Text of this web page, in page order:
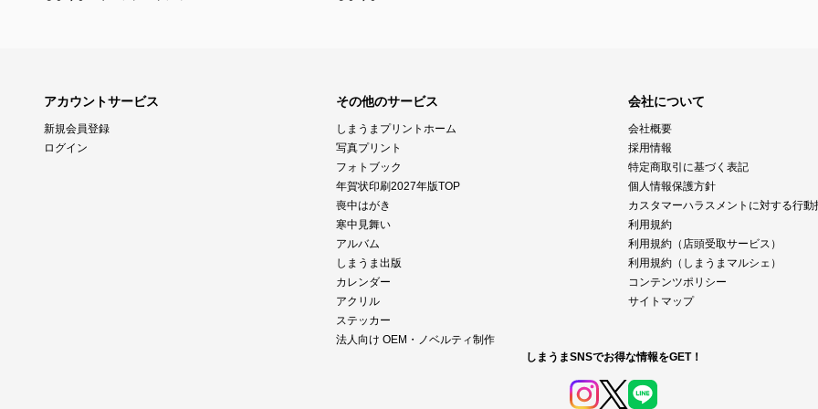
アカウントサービス
新規会員登録
ログイン
その他のサービス
しまうまプリントホーム
写真プリント
フォトブック
年賀状印刷2027年版TOP
喪中はがき
寒中見舞い
アルバム
しまうま出版
カレンダー
アクリル
ステッカー
法人向け OEM・ノベルティ制作
会社について
会社概要
採用情報
特定商取引に基づく表記
個人情報保護方針
カスタマーハラスメントに対する行動
利用規約
利用規約（店頭受取サービス）
利用規約（しまうまマルシェ）
コンテンツポリシー
サイトマップ
しまうまSNSでお得な情報をGET！